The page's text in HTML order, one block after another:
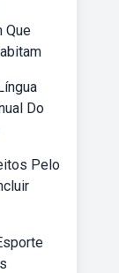
Que
Do
Pelo